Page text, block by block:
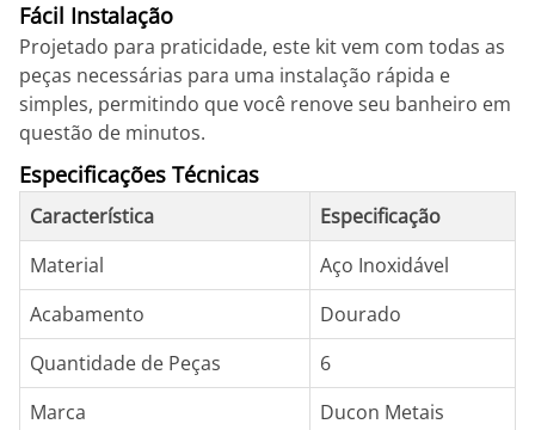
Fácil Instalação
Projetado para praticidade, este kit vem com todas as
peças necessárias para uma instalação rápida e
simples, permitindo que você renove seu banheiro em
questão de minutos.
Especificações Técnicas
Característica
Especificação
Material
Aço Inoxidável
Acabamento
Dourado
Quantidade de Peças
6
Marca
Ducon Metais